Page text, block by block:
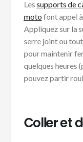
Les supports de
moto font appel
Appliquez sur la
serre joint ou
pour maintenir
quelques heures
pouvez partir
Coller et